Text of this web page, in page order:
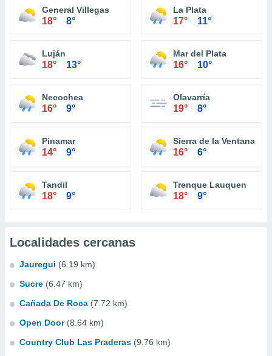
General Villegas
18° 8°
La Plata
17° 11°
Luján
18° 13°
Mar del Plata
16° 10°
Necochea
16° 9°
Olavarría
19° 8°
Pinamar
14° 9°
Sierra de la Ventana
16° 6°
Tandil
18° 9°
Trenque Lauquen
18° 9°
Localidades cercanas
Jauregui (6.19 km)
Sucre (6.47 km)
Cañada De Roca (7.72 km)
Open Door (8.64 km)
Country Club Las Praderas (9.76 km)